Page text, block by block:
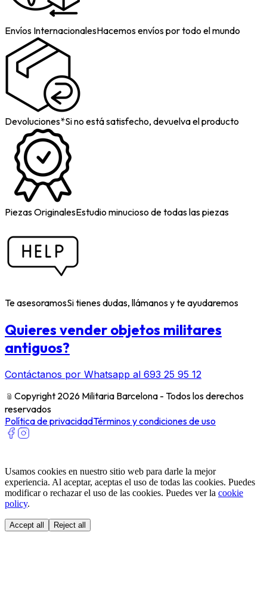
Envíos InternacionalesHacemos envíos por todo el mundo
Devoluciones*Si no está satisfecho, devuelva el producto
Piezas OriginalesEstudio minucioso de todas las piezas
Te asesoramosSi tienes dudas, llámanos y te ayudaremos
Quieres vender objetos militares
antiguos?
Contáctanos por Whatsapp al 693 25 95 12
﹫ Copyright 2026 Militaria Barcelona - Todos los derechos
reservados
Política de privacidadTérminos y condiciones de uso
Usamos cookies en nuestro sitio web para darle la mejor
experiencia. Al aceptar, aceptas el uso de todas las cookies. Puedes
modificar o rechazar el uso de las cookies. Puedes ver la cookie
policy.
Accept all Reject all